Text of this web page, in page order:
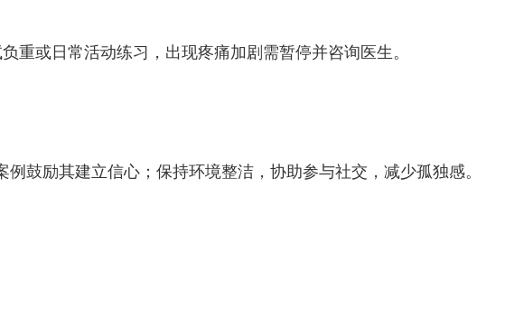
重或日常活动练习，出现疼痛加剧需暂停并咨询医生。
例鼓励其建立信心；保持环境整洁，协助参与社交，减少孤独感。